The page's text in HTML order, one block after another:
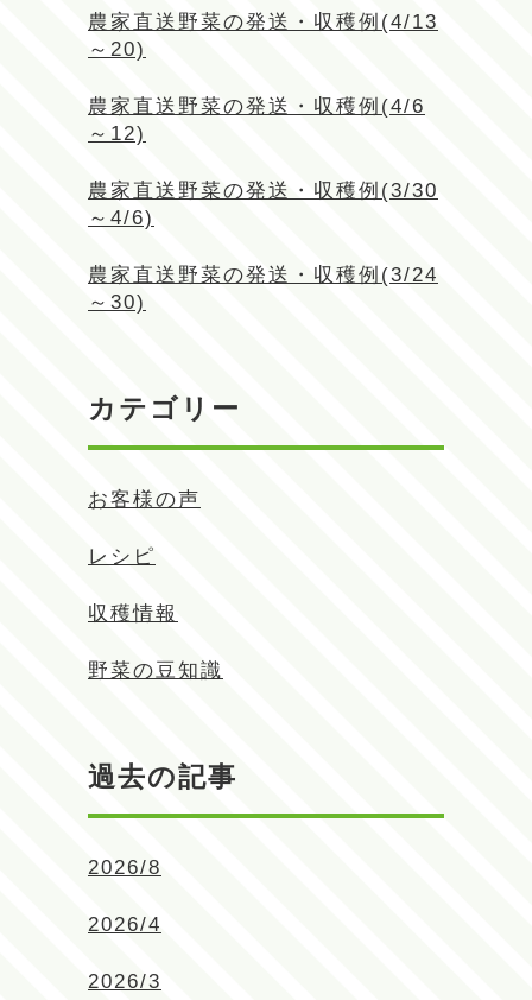
農家直送野菜の発送・収穫例(4/13
～20)
農家直送野菜の発送・収穫例(4/6
～12)
農家直送野菜の発送・収穫例(3/30
～4/6)
農家直送野菜の発送・収穫例(3/24
～30)
カテゴリー
お客様の声
レシピ
収穫情報
野菜の豆知識
過去の記事
2026/8
2026/4
2026/3